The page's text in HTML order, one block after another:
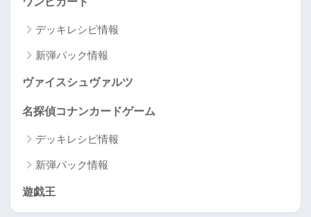
デッキレシピ情報
新弾パック情報
ヴァイスシュヴァルツ
名探偵コナンカードゲーム
デッキレシピ情報
新弾パック情報
遊戯王